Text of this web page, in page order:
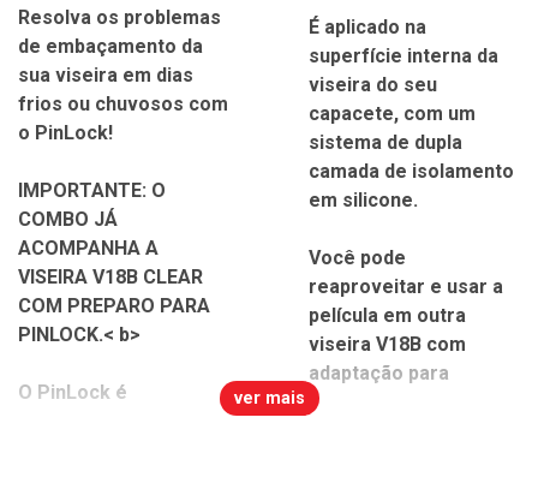
Resolva os problemas
de embaçamento da
sua viseira em dias
frios ou chuvosos com
o PinLock!
IMPORTANTE: O
COMBO JÁ
ACOMPANHA A
VISEIRA V18B CLEAR
COM PREPARO PARA
PINLOCK.< b>
O PinLock é
É aplicado na
superfície interna da
viseira do seu
capacete, com um
sistema de dupla
camada de isolamento
em silicone.
Você pode
reaproveitar e usar a
película em outra
viseira V18B com
adaptação para
ver mais